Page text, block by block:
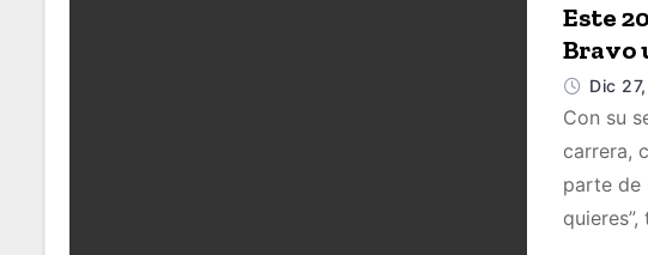
Este
Bravo
Dic
Con su
carrera,
parte de